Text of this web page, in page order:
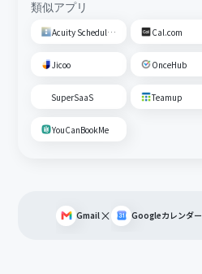
類似アプリ
Acuity Scheduling Cal.com
Jicoo OnceHub
SuperSaaS Teamup
YouCanBookMe
Gmail× Googleカレンダー